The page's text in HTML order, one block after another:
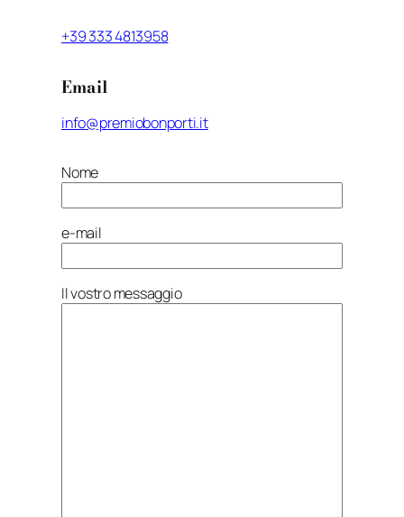
+39 333 4813958
Email
info@premiobonporti.it
Nome
e-mail
Il vostro messaggio